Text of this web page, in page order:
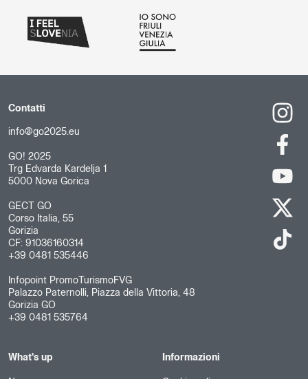
Contatti
info@go2025.eu
GO! 2025
Trg Edvarda Kardelja 1
5000 Nova Gorica
GECT GO
Corso Italia, 55
Gorizia
CF: 91036160314
+39 0481 535446
Infopoint PromoTurismoFVG
Palazzo Paternolli, Piazza della Vittoria, 48
Gorizia GO
+39 0481 535764
What's up Informazioni